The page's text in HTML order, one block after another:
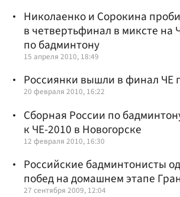
Николаенко и Сорокина
в четвертьфинал в миксте на
по бадминтону
15 апреля 2010, 18:49
Россиянки вышли в финал ЧЕ
20 февраля 2010, 16:22
Сборная России по
к ЧЕ-2010 в Новогорске
12 февраля 2010, 16:30
Российские бадминтонисты
побед на домашнем этапе
27 сентября 2009, 12:04